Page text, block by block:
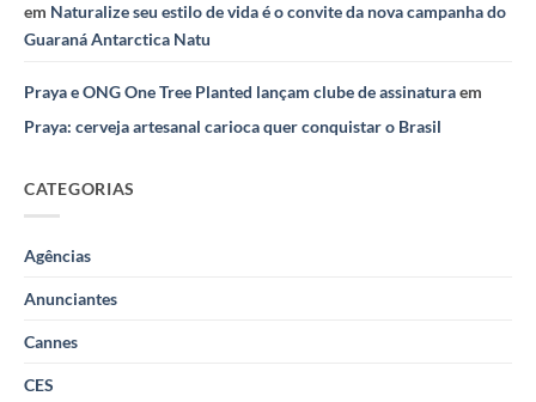
em Naturalize seu estilo de vida é o convite da nova campanha do
Guaraná Antarctica Natu
Praya e ONG One Tree Planted lançam clube de assinaturaem
Praya: cerveja artesanal carioca quer conquistar o Brasil
CATEGORIAS
Agências
Anunciantes
Cannes
CES